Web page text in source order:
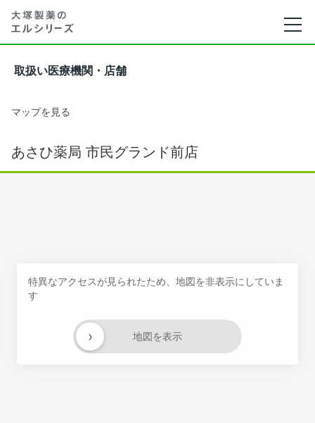
取扱い医療機関・店舗
マップを見る
あさひ薬局 市民グランド前店
特異なアクセスが見られたため、地図を非表示にしていま
す
地図を表示
›